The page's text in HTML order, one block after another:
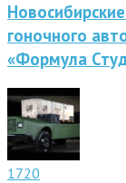
гоночного
«Формула
1720